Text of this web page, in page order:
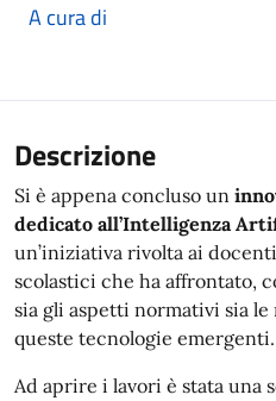
A cura di
Descrizione
Si è appena concluso un
dedicato all’Intelligenza
un’iniziativa rivolta ai
scolastici che ha affrontato,
sia gli aspetti normativi sia
queste tecnologie emergenti.
Ad aprire i lavori è stata una